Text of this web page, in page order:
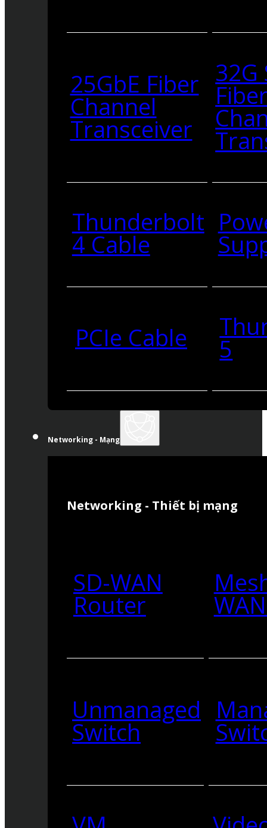
25GbE Fiber
Channel
Transceiver
32G
Thunderbolt
4 Cable
PCIe Cable 5
Networking - Mạng
Networking - Thiết bị mạng
SD-WAN
Router
Unmanaged
Switch